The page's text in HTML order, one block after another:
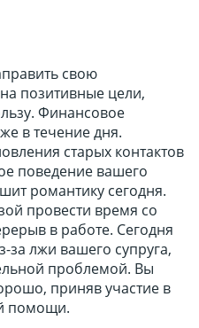
свою
позитивные цели,
Финансовое
в течение дня.
старых контактов
поведение вашего
романтику сегодня.
провести время со
в работе. Сегодня
за лжи вашего супруга,
проблемой. Вы
приняв участие в
помощи.